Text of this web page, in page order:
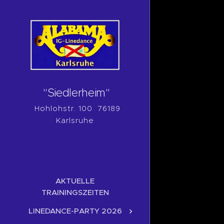
"Siedlerheim"
Hohlohstr. 100 76189
Karlsruhe
AKTUELLE
TRAININGSZEITEN
LINEDANCE-PARTY 2026